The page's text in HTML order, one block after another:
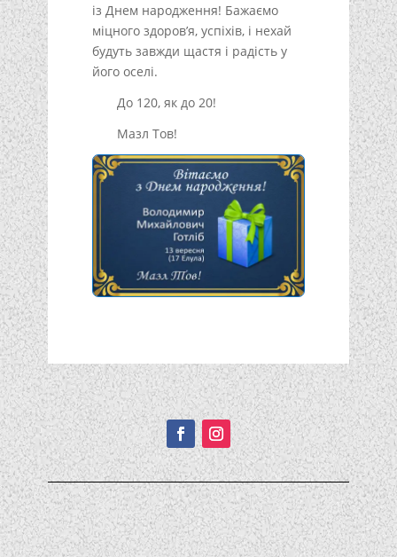
із Днем народження! Бажаємо
міцного здоров’я, успіхів, і нехай
будуть завжди щастя і радість у
його оселі.
До 120, як до 20!
Мазл Тов!
Подписывайтесь!